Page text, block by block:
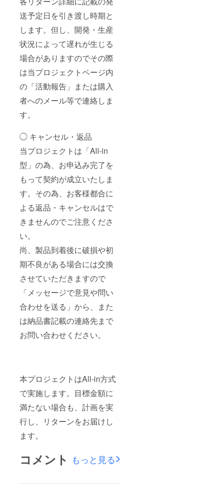
送予定日を引き渡し時期と
します。但し、開発・生産
状況によって遅れが生じる
場合がありますのでその際
は当プロジェクトページ内
の「活動報告」または購入
者へのメール等で連絡しま
す。
◯ キャンセル・返品
当プロジェクトは「All-in
型」の為、お申込み完了を
もって契約が成立いたしま
す。その為、お客様都合に
よる返品・キャンセルはで
きませんのでご注意くださ
い。
尚、製品到着後に破損や初
期不良がある場合には交換
させていただきますので
「メッセージで意見や問い
合わせを送る」から、また
は納品書記載の連絡先まで
お問い合わせください。
本プロジェクトはAll-in方式
で実施します。目標金額に
満たない場合も、計画を実
行し、リターンをお届けし
ます。
コメント もっと見る